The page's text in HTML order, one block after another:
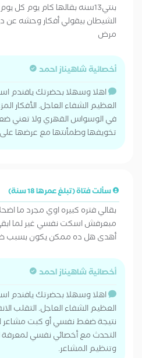
بنتي13سنه بقالها كام يوم
الشيطان بيقولي أفكار وحشه عن
مرض
أخصائية شاهيناز احمد
اهلا وسهلا بحضرتك يافندم
العظيم الشفاء العاجل. الأفكار
في الوسواس القهري ولا تعني
تخويفها وطمأنتها مع عرضها
سألت فتاة (تبلغ عمرها 18 سنة)
بقالي فتره كبيره اوي مجرد ما
مبعرفش اسكت نفسي غير لما
أهدى هل ده ممكن يكون بسبب
أخصائية شاهيناز احمد
اهلا وسهلا بحضرتك يافندم
العظيم الشفاء العاجل. التقلب
نتيجة ضغط نفسي أو كبت مشاعر
التحدث مع أخصائي نفسي
وتنظيم المشاعر.